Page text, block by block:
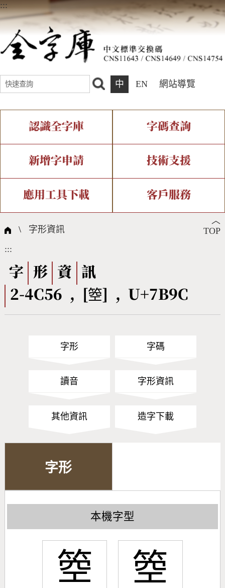
:::
中 EN 網站導覽
認識全字庫
全字庫介紹 全字庫現況
中文碼介紹 專有名詞介紹
國際字碼相關組織
字碼查詢
IDS查詢 部件查詢
複合查詢 注音查詢
筆畫查詢
筆順序查詢
CNS查詢 Unicode查詢
新增字申請
新字申請處理流程
技術支援
字形即時顯示 造字解決方案
全字庫授權 轉碼Web Service
應用工具下載
個人電腦造字處理工具
字形下載
客戶服務
問題集
熱門查詢統計
︿
TOP
\ 字形資訊
:::
字 形 資
訊
2-4C56 , [箜] , U+7B9C
字形 字碼
讀音 字形資訊
其他資訊 造字下載
字形
本機字型
箜 箜